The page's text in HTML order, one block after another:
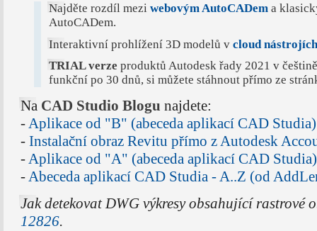
Najděte rozdíl meziwebovým AutoCADem a
AutoCADem.
Interaktivní prohlížení 3D modelů vcloud
TRIAL verze produktů Autodesk řady 2021 v
funkční po 30 dnů, si můžete stáhnout přímo ze
Na CAD Studio Blogu najdete:
- Aplikace od "B" (abeceda aplikací CAD Studia)
- Instalační obraz Revitu přímo z Autodesk
- Aplikace od "A" (abeceda aplikací CAD Studia)
- Abeceda aplikací CAD Studia - A..Z (od
Jak detekovat DWG výkresy obsahující rastrové
12826.